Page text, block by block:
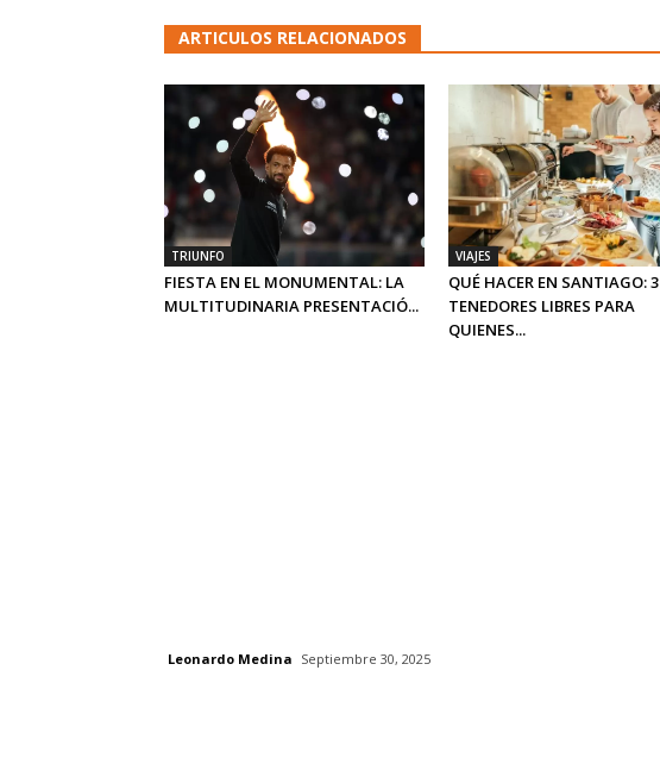
ARTICULOS RELACIONADOS
TRIUNFO
FIESTA EN EL MONUMENTAL: LA
MULTITUDINARIA PRESENTACIÓ...
VIAJES
QUÉ HACER EN SANTIAGO: 3
TENEDORES LIBRES PARA
QUIENES...
Leonardo Medina Septiembre 30, 2025